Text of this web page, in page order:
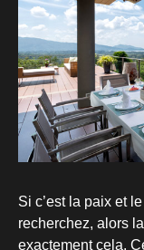
Si c’est la paix et
recherchez, alors